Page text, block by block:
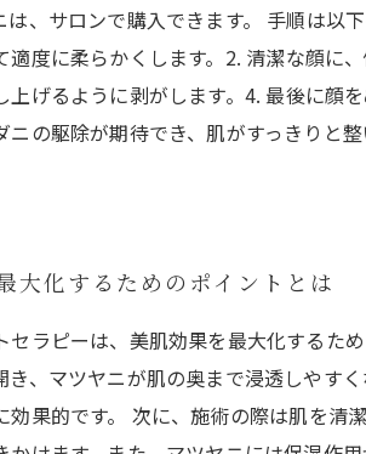
は、サロンで購入できます。 手順は以
適度に柔らかくします。2. 清潔な顔に
上げるように剥がします。4. 最後に顔
ニの駆除が期待でき、肌がすっきりと
大化するためのポイントとは
セラピーは、美肌効果を最大化するた
き、マツヤニが肌の奥まで浸透しやす
効果的です。 次に、施術の際は肌を清